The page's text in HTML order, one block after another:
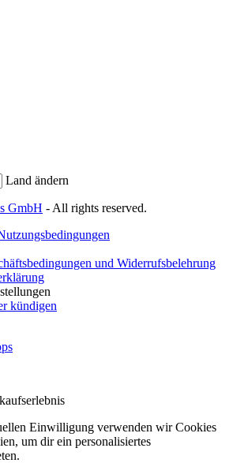
Land ändern
GmbH - All rights reserved.
und Widerrufsbelehrung
kündigen
Einwilligung verwenden wir Cookies
um dir ein personalisiertes